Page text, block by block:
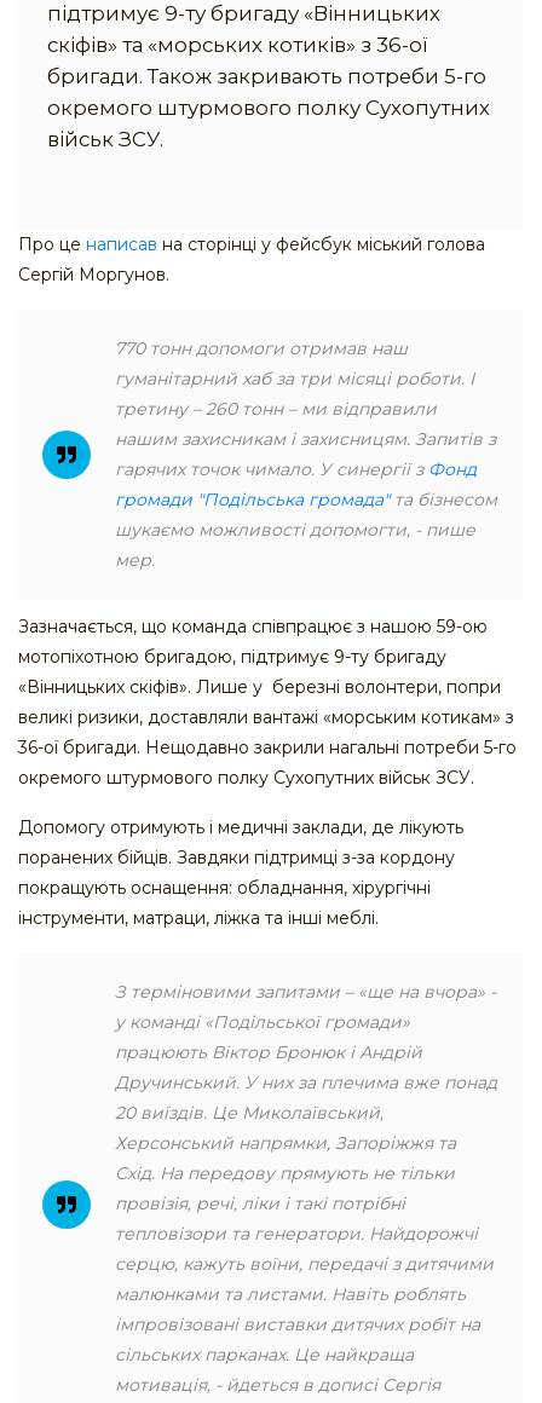
підтримує 9-ту бригаду «Вінницьких
скіфів» та «морських котиків» з 36-ої
бригади. Також закривають потреби 5-го
окремого штурмового полку Сухопутних
військ ЗСУ.
Про це написав на сторінці у фейсбук міський голова
Сергій Моргунов.
770 тонн допомоги отримав наш
гуманітарний хаб за три місяці роботи. І
третину – 260 тонн – ми відправили
нашим захисникам і захисницям. Запитів з
гарячих точок чимало. У синергії з Фонд
громади "Подільська громада"та бізнесом
шукаємо можливості допомогти, - пише
мер.
Зазначається, що команда співпрацює з нашою 59-ою
мотопіхотною бригадою, підтримує 9-ту бригаду
«Вінницьких скіфів». Лише у березні волонтери, попри
великі ризики, доставляли вантажі «морським котикам» з
36-ої бригади. Нещодавно закрили нагальні потреби 5-го
окремого штурмового полку Сухопутних військ ЗСУ.
Допомогу отримують і медичні заклади, де лікують
поранених бійців. Завдяки підтримці з-за кордону
покращують оснащення: обладнання, хірургічні
інструменти, матраци, ліжка та інші меблі.
З терміновими запитами – «ще на вчора» -
у команді «Подільської громади»
працюють Віктор Бронюк і Андрій
Дручинський. У них за плечима вже понад
20 виїздів. Це Миколаївський,
Херсонський напрямки, Запоріжжя та
Схід. На передову прямують не тільки
провізія, речі, ліки і такі потрібні
тепловізори та генератори. Найдорожчі
серцю, кажуть воїни, передачі з дитячими
малюнками та листами. Навіть роблять
імпровізовані виставки дитячих робіт на
сільських парканах. Це найкраща
мотивація, - йдеться в дописі Сергія